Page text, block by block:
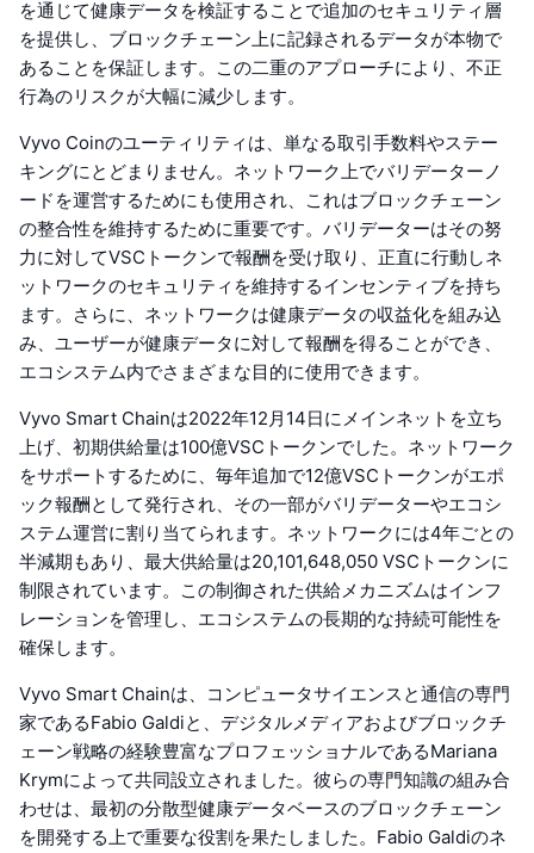
を通じて健康データを検証することで追加のセキュリティ層
を提供し、ブロックチェーン上に記録されるデータが本物で
あることを保証します。この二重のアプローチにより、不正
行為のリスクが大幅に減少します。
Vyvo Coinのユーティリティは、単なる取引手数料やステー
キングにとどまりません。ネットワーク上でバリデーターノ
ードを運営するためにも使用され、これはブロックチェーン
の整合性を維持するために重要です。バリデーターはその努
力に対してVSCトークンで報酬を受け取り、正直に行動しネ
ットワークのセキュリティを維持するインセンティブを持ち
ます。さらに、ネットワークは健康データの収益化を組み込
み、ユーザーが健康データに対して報酬を得ることができ、
エコシステム内でさまざまな目的に使用できます。
Vyvo Smart Chainは2022年12月14日にメインネットを立ち
上げ、初期供給量は100億VSCトークンでした。ネットワーク
をサポートするために、毎年追加で12億VSCトークンがエポ
ック報酬として発行され、その一部がバリデーターやエコシ
ステム運営に割り当てられます。ネットワークには4年ごとの
半減期もあり、最大供給量は20,101,648,050 VSCトークンに
制限されています。この制御された供給メカニズムはインフ
レーションを管理し、エコシステムの長期的な持続可能性を
確保します。
Vyvo Smart Chainは、コンピュータサイエンスと通信の専門
家であるFabio Galdiと、デジタルメディアおよびブロックチ
ェーン戦略の経験豊富なプロフェッショナルであるMariana
Krymによって共同設立されました。彼らの専門知識の組み合
わせは、最初の分散型健康データベースのブロックチェーン
を開発する上で重要な役割を果たしました。Fabio Galdiのネ